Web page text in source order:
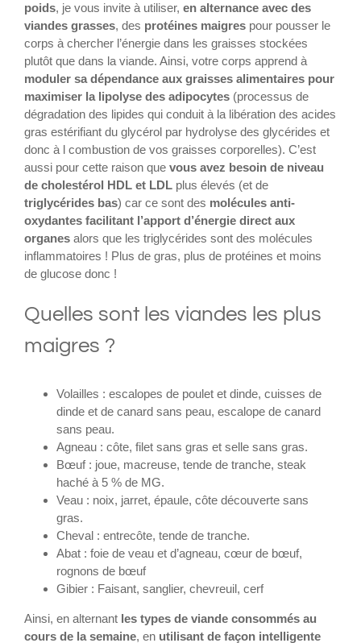
poids, je vous invite à utiliser, en alternance avec des
viandes grasses, des protéines maigres pour pousser le
corps à chercher l’énergie dans les graisses stockées
plutôt que dans la viande. Ainsi, votre corps apprend à
moduler sa dépendance aux graisses alimentaires pour
maximiser la lipolyse des adipocytes (processus de
dégradation des lipides qui conduit à la libération des acides
gras estérifiant du glycérol par hydrolyse des glycérides et
donc à l combustion de vos graisses corporelles). C’est
aussi pour cette raison que vous avez besoin de niveau
de cholestérol HDL et LDL plus élevés (et de
triglycérides bas) car ce sont des molécules anti-
oxydantes facilitant l’apport d’énergie direct aux
organes alors que les triglycérides sont des molécules
inflammatoires ! Plus de gras, plus de protéines et moins
de glucose donc !
Quelles sont les viandes les plus
maigres ?
Volailles : escalopes de poulet et dinde, cuisses de
dinde et de canard sans peau, escalope de canard
sans peau.
Agneau : côte, filet sans gras et selle sans gras.
Bœuf : joue, macreuse, tende de tranche, steak
haché à 5 % de MG.
Veau : noix, jarret, épaule, côte découverte sans
gras.
Cheval : entrecôte, tende de tranche.
Abat : foie de veau et d’agneau, cœur de bœuf,
rognons de bœuf
Gibier : Faisant, sanglier, chevreuil, cerf
Ainsi, en alternant les types de viande consommés au
cours de la semaine, en utilisant de façon intelligente